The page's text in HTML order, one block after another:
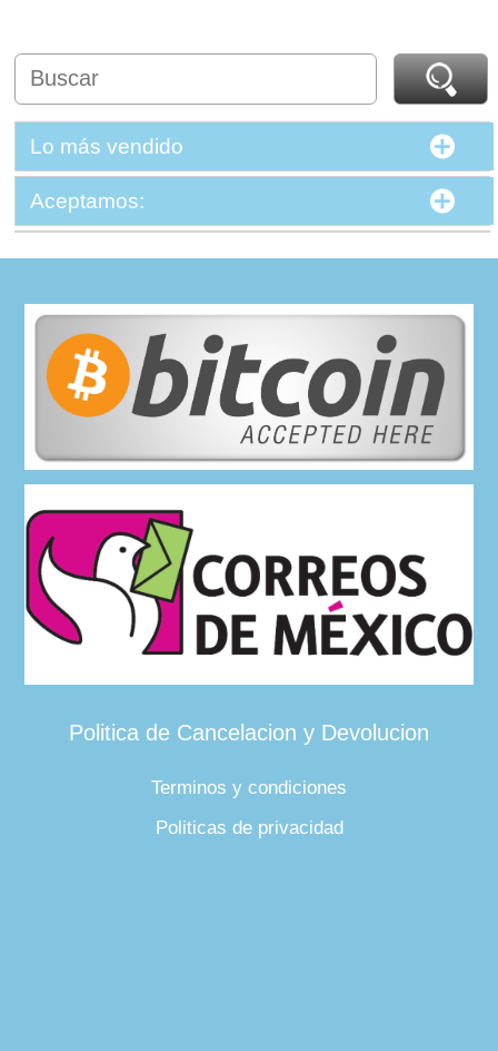
Lo más vendido
Aceptamos:
Politica de Cancelacion y Devolucion
Terminos y condiciones
Politicas de privacidad